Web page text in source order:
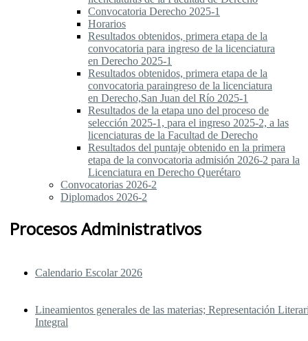
Convocatoria Derecho 2025-1
Horarios
Resultados obtenidos, primera etapa de la
convocatoria para ingreso de la licenciatura
en Derecho 2025-1
Resultados obtenidos, primera etapa de la
convocatoria paraingreso de la licenciatura
en Derecho,San Juan del Río 2025-1
Resultados de la etapa uno del proceso de
selección 2025-1, para el ingreso 2025-2, a las
licenciaturas de la Facultad de Derecho
Resultados del puntaje obtenido en la primera
etapa de la convocatoria admisión 2026-2 para la
Licenciatura en Derecho Querétaro
Convocatorias 2026-2
Diplomados 2026-2
Procesos Administrativos
Calendario Escolar 2026
Lineamientos generales de las materias; Representación
Integral